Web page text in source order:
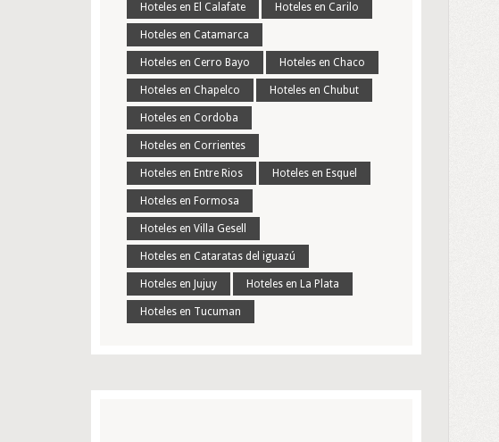
Hoteles en El Calafate Hoteles en Carilo
Hoteles en Catamarca
Hoteles en Cerro Bayo Hoteles en Chaco
Hoteles en Chapelco Hoteles en Chubut
Hoteles en Cordoba
Hoteles en Corrientes
Hoteles en Entre Rios Hoteles en Esquel
Hoteles en Formosa
Hoteles en Villa Gesell
Hoteles en Cataratas del iguazú
Hoteles en Jujuy Hoteles en La Plata
Hoteles en Tucuman